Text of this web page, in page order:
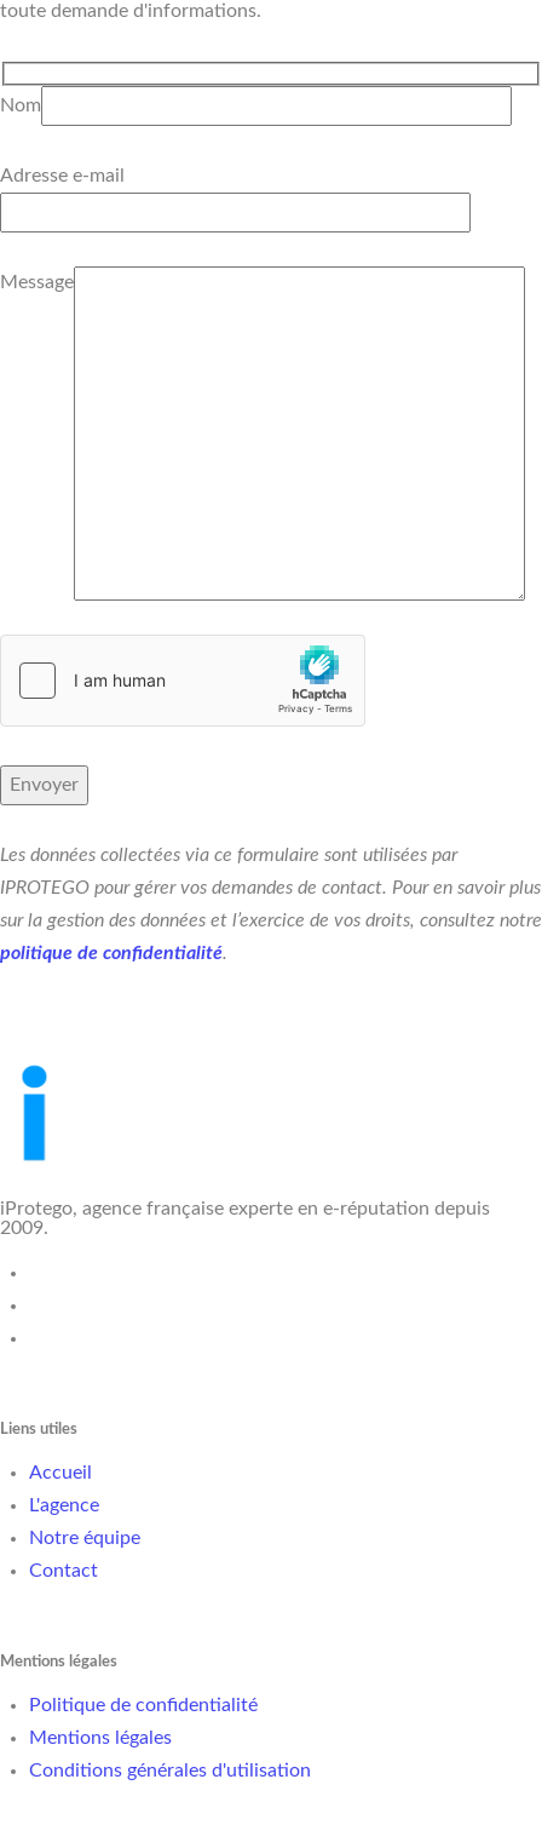
toute demande d'informations.
Nom
Adresse e-mail
Message
Les données collectées via ce formulaire sont utilisées par
IPROTEGO pour gérer vos demandes de contact. Pour en savoir plus
sur la gestion des données et l’exercice de vos droits, consultez notre
politique de confidentialité.
iProtego, agence française experte en e-réputation depuis
2009.
Liens utiles
Accueil
L'agence
Notre équipe
Contact
Mentions légales
Politique de confidentialité
Mentions légales
Conditions générales d'utilisation